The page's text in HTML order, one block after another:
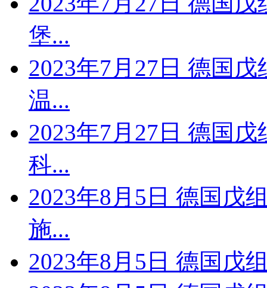
堡...
2023年7月27日 德国
温...
2023年7月27日 德国
科...
2023年8月5日 德国戊
施...
2023年8月5日 德国戊